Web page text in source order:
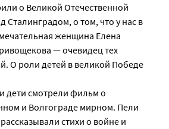
о Великой Отечественной
Сталинградом, о том, что у нас в
женщина Елена
— очевидец тех
О роли детей в великой Победе
дети смотрели фильм о
и Волгограде мирном. Пели
стихи о войне и